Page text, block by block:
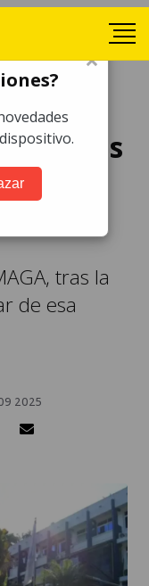
es
de
tras la
de esa
2025
×